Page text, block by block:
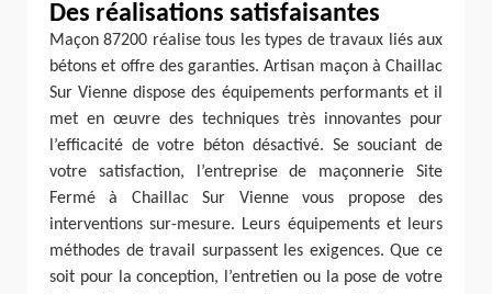
Des réalisations satisfaisantes
Maçon 87200 réalise tous les types de travaux liés aux
bétons et offre des garanties. Artisan maçon à Chaillac
Sur Vienne dispose des équipements performants et il
met en œuvre des techniques très innovantes pour
l’efficacité de votre béton désactivé. Se souciant de
votre satisfaction, l’entreprise de maçonnerie Site
Fermé à Chaillac Sur Vienne vous propose des
interventions sur-mesure. Leurs équipements et leurs
méthodes de travail surpassent les exigences. Que ce
soit pour la conception, l’entretien ou la pose de votre